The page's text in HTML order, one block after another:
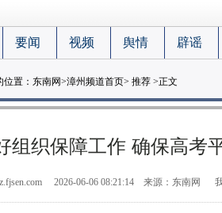
要闻 视频 舆情 辟谣
置： 东南网>漳州频道首页> 推荐 >正文
组织保障工作 确保高考
2026-06-06 08:21:14 来源：东南网